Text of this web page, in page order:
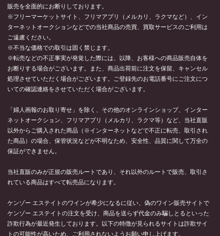
販売を全面的にお断りしております。
※フリーマーケットサイト、フリマアプリ（メルカリ、ラクマなど）、イン
ターネットオークションなどでの当社商品の売買、買取サービスのご利用は
ご遠慮ください。
※不当な価格での取引は固く禁じます。
※転売などの不正事実が発覚した際には、以降、お客様への商品販売自体を
お断りする場合がございます。また、商品出荷前に注文を保留、キャンセル
処理させていただく場合がございます。ご登録先のお電話番号にご注文につ
いての確認連絡をさせていただく場合がございます。
「婦人画報のお取り寄せ」を除く、その他のオンラインショップ、インター
ネットオークション、フリマアプリ（メルカリ、ラクマ等）など、当社直販
以外からご購入された商品（※インターネットなどで不正に転売、取引され
た商品）の場合、保管状況などが不明なため、安全性、品質に関して万全の
保証ができません。
当社直販のみが正規の販売ルートであり、それ以外のルートで販売、取引さ
れている商品はすべて転売品になります。
ケンゾー エステイトのワインが希少になるに従い、偽のワイン販売サイトで
ケンゾー エステイトの注文を受け、商品を送らず代金のみ騙しとるといった
詐欺行為が最近発生しております。以下の特徴が見られるサイトは詐欺サイ
トの可能性が高いため、ご利用されないようお願い申し上げます。